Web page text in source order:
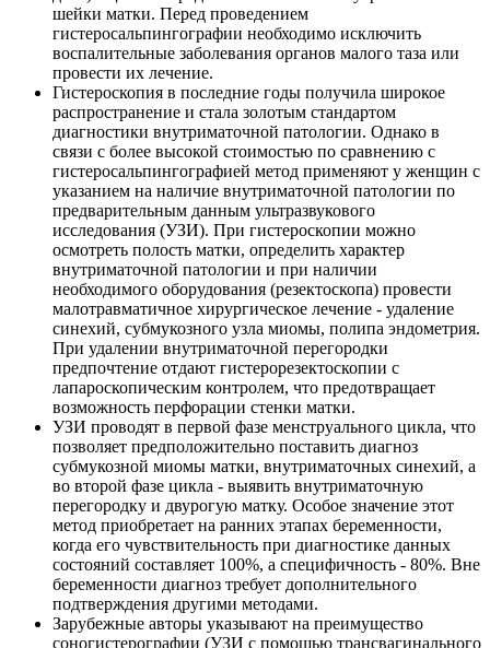
шейки матки. Перед проведением
гистеросальпингографии необходимо исключить
воспалительные заболевания органов малого таза или
провести их лечение.
Гистероскопия в последние годы получила широкое
распространение и стала золотым стандартом
диагностики внутриматочной патологии. Однако в
связи с более высокой стоимостью по сравнению с
гистеросальпингографией метод применяют у женщин с
указанием на наличие внутриматочной патологии по
предварительным данным ультразвукового
исследования (УЗИ). При гистероскопии можно
осмотреть полость матки, определить характер
внутриматочной патологии и при наличии
необходимого оборудования (резектоскопа) провести
малотравматичное хирургическое лечение - удаление
синехий, субмукозного узла миомы, полипа эндометрия.
При удалении внутриматочной перегородки
предпочтение отдают гистерорезектоскопии с
лапароскопическим контролем, что предотвращает
возможность перфорации стенки матки.
УЗИ проводят в первой фазе менструального цикла, что
позволяет предположительно поставить диагноз
субмукозной миомы матки, внутриматочных синехий, а
во второй фазе цикла - выявить внутриматочную
перегородку и двурогую матку. Особое значение этот
метод приобретает на ранних этапах беременности,
когда его чувствительность при диагностике данных
состояний составляет 100%, а специфичность - 80%. Вне
беременности диагноз требует дополнительного
подтверждения другими методами.
Зарубежные авторы указывают на преимущество
соногистерографии (УЗИ с помощью трансвагинального